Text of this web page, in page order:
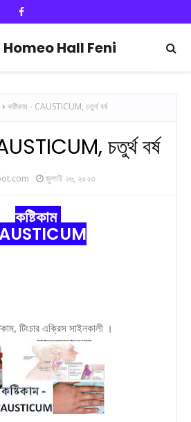
Hall Feni
কষ্টিকাম - CAUSTICUM, চতুর্থ বর্ষ
চতুর্থ বর্ষ
জুলাই ২৬, ২০২৩
কষ্টিকাম
টিংচার এক্রিস সাইনকালী ।